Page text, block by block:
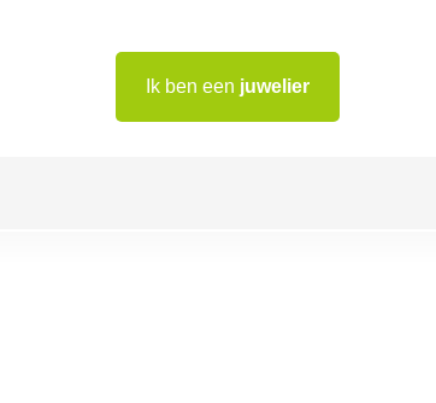
Ik ben een juwelier